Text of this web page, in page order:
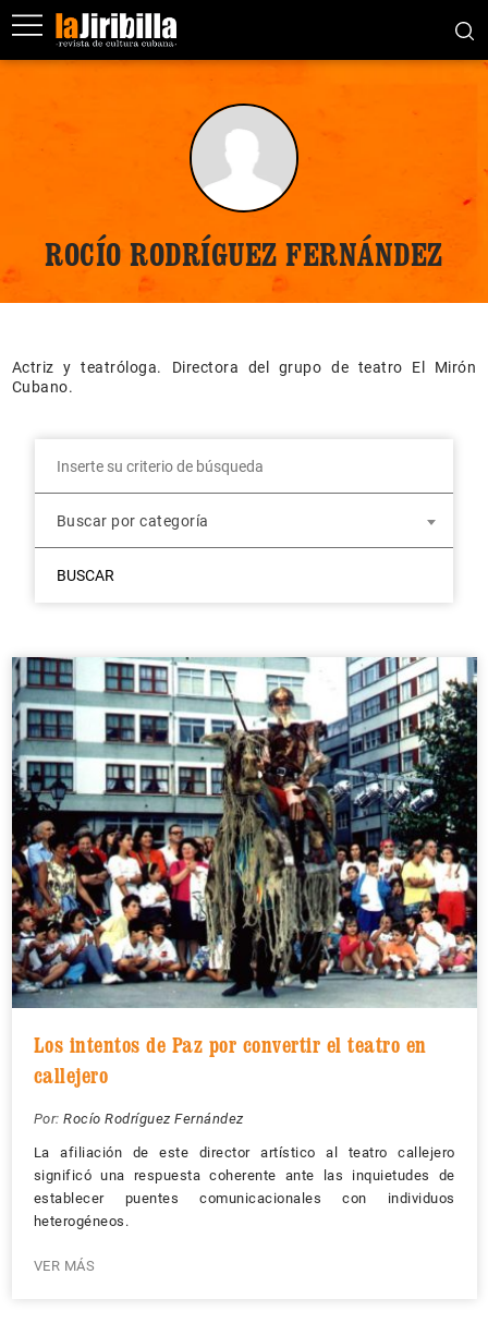
ROCÍO RODRÍGUEZ FERNÁNDEZ
Actriz y teatróloga. Directora del grupo de teatro El Mirón
Cubano.
Buscar por categoría
BUSCAR
Los intentos de Paz por convertir el teatro en
callejero
Por: Rocío Rodríguez Fernández
La afiliación de este director artístico al teatro callejero
significó una respuesta coherente ante las inquietudes de
establecer puentes comunicacionales con individuos
heterogéneos.
VER MÁS